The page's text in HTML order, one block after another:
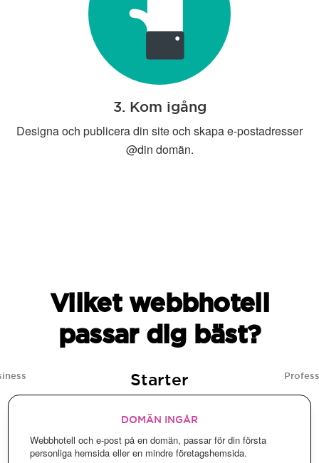
3. Kom igång
Designa och publicera din site och skapa e-postadresser
@din domän.
Vilket webbhotell
passar dig bäst?
Starter
DOMÄN INGÅR
Webbhotell och e-post på en domän, passar för din första
personliga hemsida eller en mindre företagshemsida.